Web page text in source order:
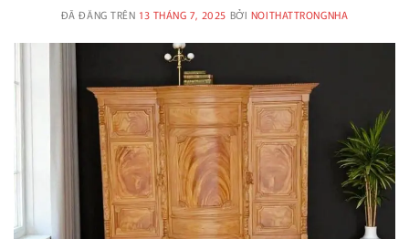
ĐÃ ĐĂNG TRÊN 13 THÁNG 7, 2025 BỞI NOITHATTRONGNHA